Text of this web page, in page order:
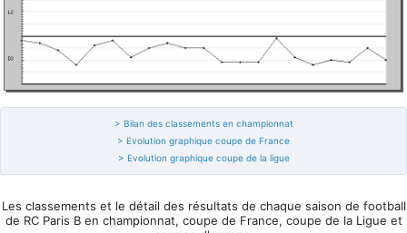
> Bilan des classements en championnat
> Evolution graphique coupe de France
> Evolution graphique coupe de la ligue
Les classements et le détail des résultats de chaque saison de football
de RC Paris B en championnat, coupe de France, coupe de la Ligue et